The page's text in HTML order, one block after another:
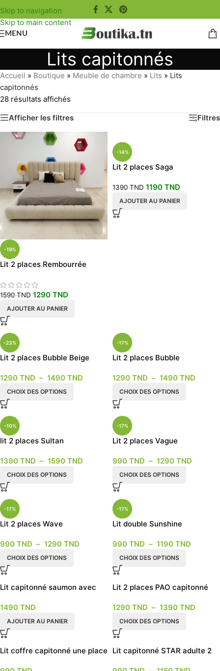
Skip to navigation
Skip to main content
MENU
Lits capitonnés
Accueil » Boutique » Meuble de chambre » Lits » Lits
capitonnés
28 résultats affichés
Afficher les filtres
Filtres
-19%
Lit 2 places Rembourrée
1590TND 1290 TND
AJOUTER AU PANIER
-14%
Lit 2 places Saga
1390TND 1190 TND
AJOUTER AU PANIER
-23%
Lit 2 places Bubble Beige
1290 TND – 1490 TND
CHOIX DES OPTIONS
-17%
Lit 2 places Bubble
1290 TND – 1490 TND
CHOIX DES OPTIONS
-10%
lit 2 places Sultan
1390 TND – 1590 TND
CHOIX DES OPTIONS
-17%
Lit 2 places Vague
990 TND – 1290 TND
CHOIX DES OPTIONS
-17%
Lit 2 places Wave
990 TND – 1290 TND
CHOIX DES OPTIONS
-17%
Lit double Sunshine
990 TND – 1190 TND
CHOIX DES OPTIONS
Lit capitonné saumon avec
1490 TND
AJOUTER AU PANIER
Lit 2 places PAO capitonné
1290 TND – 1390 TND
CHOIX DES OPTIONS
Lit coffre capitonné une place
Lit capitonné STAR adulte 2